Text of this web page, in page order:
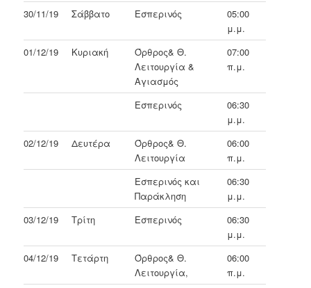
30/11/19
Σάββατο Εσπερινός
05:00
μ.μ.
01/12/19
Κυριακή
Όρθρος& Θ.
Λειτουργία &
Αγιασμός
07:00
π.μ.
Εσπερινός
06:30
μ.μ.
02/12/19
Δευτέρα
Όρθρος& Θ.
Λειτουργία
06:00
π.μ.
Εσπερινός και
Παράκληση
06:30
μ.μ.
03/12/19
Τρίτη Εσπερινός
06:30
μ.μ.
04/12/19
Τετάρτη
Όρθρος& Θ.
Λειτουργία,
06:00
π.μ.